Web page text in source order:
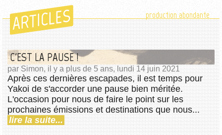
ARTICLES production abondante
C'EST LA PAUSE !
par Simon, il y a plus de 5 ans, lundi 14 juin 2021
Après ces dernières escapades, il est temps pour
Yakoi de s'accorder une pause bien méritée.
L'occasion pour nous de faire le point sur les
prochaines émissions et destinations que nous...
lire la suite...